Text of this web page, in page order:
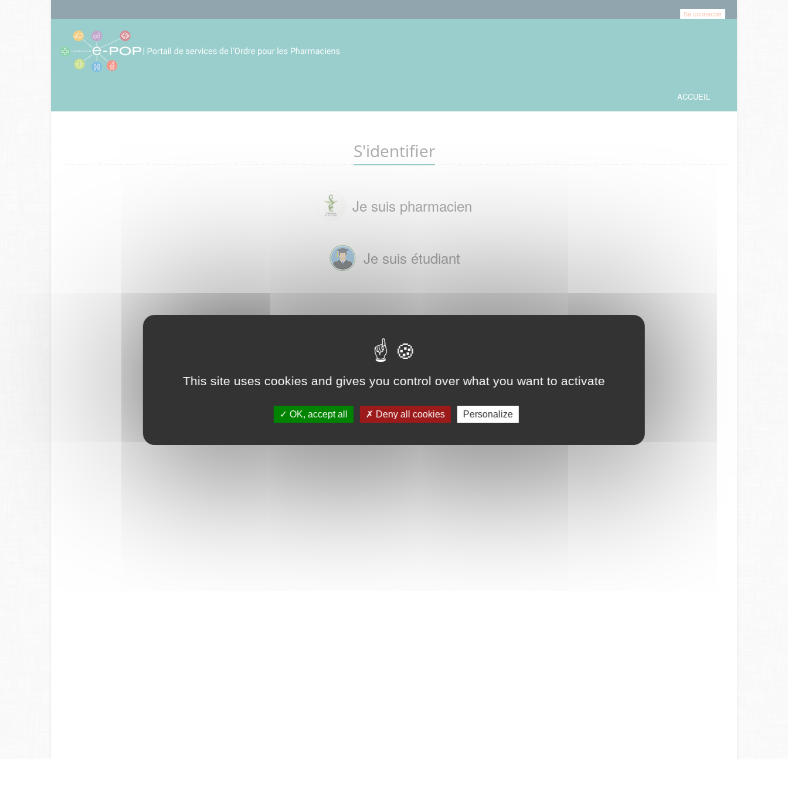
This site uses cookies and gives you control over what you want to activate
OK, accept all Deny all cookies Personalize
Se connecter
ACCUEIL
S'identifier
Je suis pharmacien
Je suis étudiant